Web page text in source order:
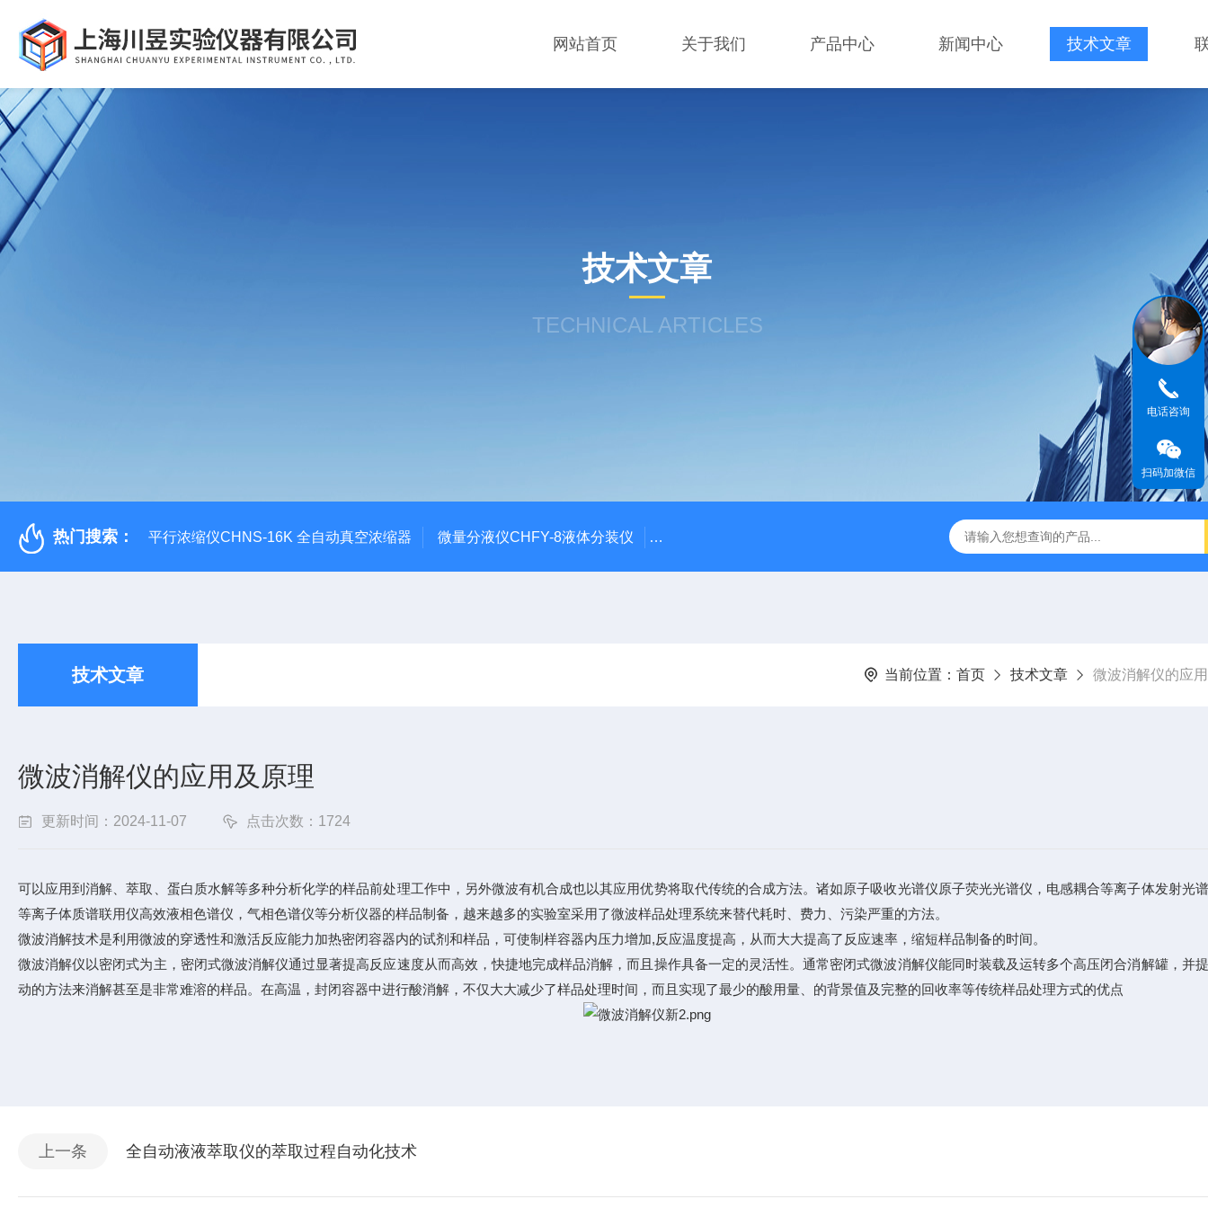
网站首页 关于我们 产品中心 新闻中心 技术文章
技术文章
TECHNICAL ARTICLES
热门搜索： 平行浓缩仪CHNS-16K 全自动真空浓缩器 微量分液仪CHFY-8液体分装仪 全自动放射性水样蒸发浓缩赶酸仪ZDGS-8 厌氧手套箱YQX-I半自动厌氧培养箱
技术文章 当前位置： 首页 技术文章 微波消解仪的应
微波消解仪的应用及原理
更新时间：2024-11-07 点击次数：1724
可以应用到消解、萃取、蛋白质水解等多种分析化学的样品前处理工作中，另外微波有机合成也以其应用优势将取代传统的合成方法。诸如原子吸收光谱仪原子荧光光谱仪，电感耦合等离子体发射光
等离子体质谱联用仪高效液相色谱仪，气相色谱仪等分析仪器的样品制备，越来越多的实验室采用了微波样品处理系统来替代耗时、费力、污染严重的方法。
微波消解技术是利用微波的穿透性和激活反应能力加热密闭容器内的试剂和样品，可使制样容器内压力增加,反应温度提高，从而大大提高了反应速率，缩短样品制备的时间。
微波消解仪以密闭式为主，密闭式微波消解仪通过显著提高反应速度从而高效，快捷地完成样品消解，而且操作具备一定的灵活性。通常密闭式微波消解仪能同时装载及运转多个高压闭合消解罐，并
动的方法来消解甚至是非常难溶的样品。在高温，封闭容器中进行酸消解，不仅大大减少了样品处理时间，而且实现了最少的酸用量、的背景值及完整的回收率等传统样品处理方式的优点
上一条 全自动液液萃取仪的萃取过程自动化技术
电话咨询
扫码加微信